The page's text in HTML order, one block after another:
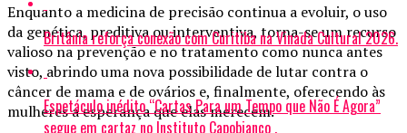
Enquanto a medicina de precisão continua a evoluir, o uso
da genética, preditiva ou interventiva, torna-se um recurso
valioso na prevenção e no tratamento como nunca antes
visto, abrindo uma nova possibilidade de lutar contra o
câncer de mama e de ovários e, finalmente, oferecendo às
mulheres a esperança que elas merecem.
Britânia reforça conexão com Curitiba na Vinada Cultural 2026.
Espetáculo inédito “Cartas Para um Tempo que Não É Agora”
segue em cartaz no Instituto Capobianco .